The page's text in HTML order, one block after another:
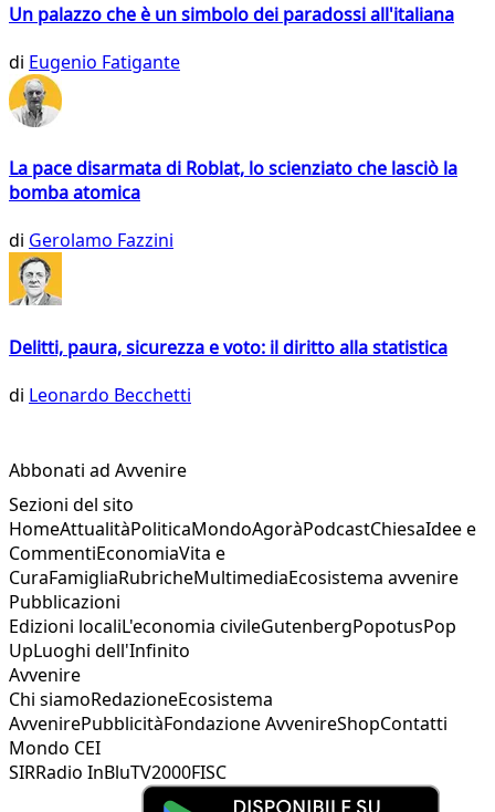
Un palazzo che è un simbolo dei paradossi all'italiana
di Eugenio Fatigante
La pace disarmata di Roblat, lo scienziato che lasciò la
bomba atomica
di Gerolamo Fazzini
Delitti, paura, sicurezza e voto: il diritto alla statistica
di Leonardo Becchetti
Abbonati ad Avvenire
Sezioni del sito
HomeAttualitàPoliticaMondoAgoràPodcastChiesaIdee e
CommentiEconomiaVita e
CuraFamigliaRubricheMultimediaEcosistema avvenire
Pubblicazioni
Edizioni localiL'economia civileGutenbergPopotusPop
UpLuoghi dell'Infinito
Avvenire
Chi siamoRedazioneEcosistema
AvvenirePubblicitàFondazione AvvenireShopContatti
Mondo CEI
SIRRadio InBluTV2000FISC